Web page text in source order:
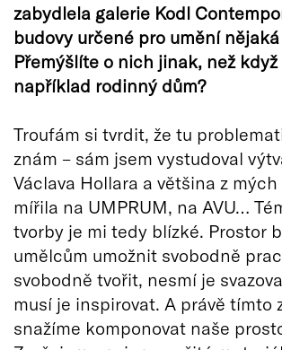
zabydlela galerie Kodl
budovy určené pro umění
Přemýšlíte o nich jinak, než
například rodinný dům?
Troufám si tvrdit, že tu
znám – sám jsem vystudoval
Václava Hollara a většina z
mířila na UMPRUM, na AVU…
tvorby je mi tedy blízké. Prostor
umělcům umožnit svobodně
svobodně tvořit, nesmí je
musí je inspirovat. A právě tímto
snažíme komponovat naše